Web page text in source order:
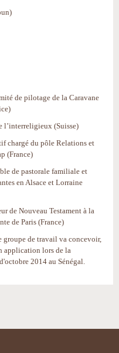
de pilotage de la Caravane
l’interreligieux (Suisse)
chargé du pôle Relations et
(France)
de pastorale familiale et
en Alsace et Lorraine
de Nouveau Testament à la
de Paris (France)
groupe de travail va concevoir,
application lors de la
2014 au Sénégal.